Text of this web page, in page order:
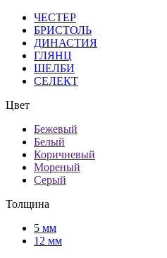
ЧЕСТЕР
БРИСТОЛЬ
ДИНАСТИЯ
ГЛЯНЦ
ШЕЛБИ
СЕЛЕКТ
Цвет
Бежевый
Белый
Коричневый
Мореный
Серый
Толщина
5 мм
12 мм